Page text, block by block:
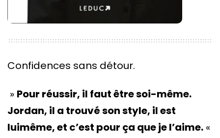
Confidences sans détour.
» Pour réussir, il faut être soi-même.
Jordan, il a trouvé son style, il est
luimême, et c’est pour ça que je l’aime. «